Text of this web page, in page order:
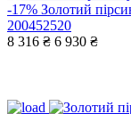
-17% Золотий
200452520
8 316 ₴ 6 930 ₴